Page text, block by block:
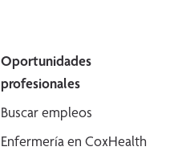
Oportunidades
profesionales
Buscar empleos
Enfermería en CoxHealth